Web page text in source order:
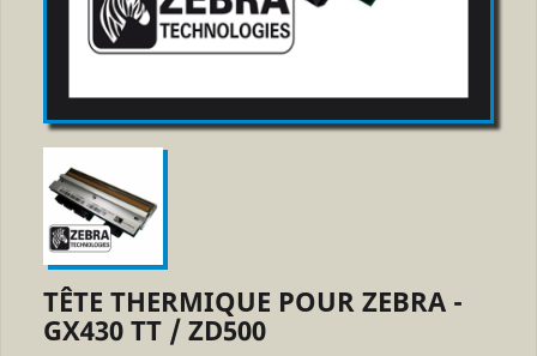
TÊTE THERMIQUE POUR ZEBRA -
GX430 TT / ZD500